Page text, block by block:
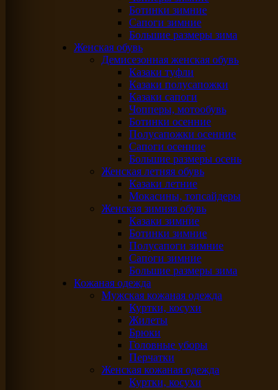
Ботинки зимние
Сапоги зимние
Большие размеры зима
Женская обувь
Демисезонная женская обувь
Казаки туфли
Казаки полусапожки
Казаки сапоги
Чопперы, мотообувь
Ботинки осенние
Полусапожки осенние
Сапоги осенние
Большие размеры осень
Женская летняя обувь
Казаки летние
Мокасины, топсайдеры
Женская зимняя обувь
Казаки зимние
Ботинки зимние
Полусапоги зимние
Сапоги зимние
Большие размеры зима
Кожаная одежда
Мужская кожаная одежда
Куртки, косухи
Жилеты
Брюки
Головные уборы
Перчатки
Женская кожаная одежда
Куртки, косухи